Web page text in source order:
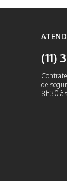
(11)
de
8h30